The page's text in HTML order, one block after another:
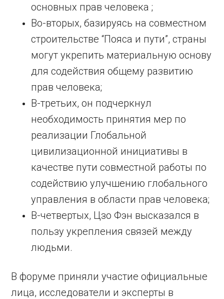
основных прав человека ;
Во-вторых, базируясь на совместном
строительстве “Пояса и пути”, страны
могут укрепить материальную основу
для содействия общему развитию
прав человека;
В-третьих, он подчеркнул
необходимость принятия мер по
реализации Глобальной
цивилизационной инициативы в
качестве пути совместной работы по
содействию улучшению глобального
управления в области прав человека;
В-четвертых, Цзо Фэн высказался в
пользу укрепления связей между
людьми.
В форуме приняли участие официальные
лица, исследователи и эксперты в